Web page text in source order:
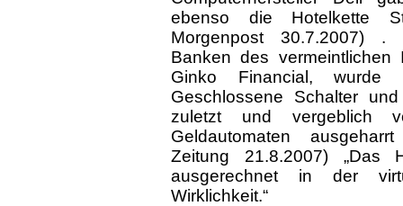
ebenso die Hotelkette
Morgenpost 30.7.2007)
Banken des vermeintlichen
Ginko Financial, wurde
Geschlossene Schalter
zuletzt und vergeblich
Geldautomaten
Zeitung 21.8.2007) „Das
ausgerechnet in der
Wirklichkeit.“